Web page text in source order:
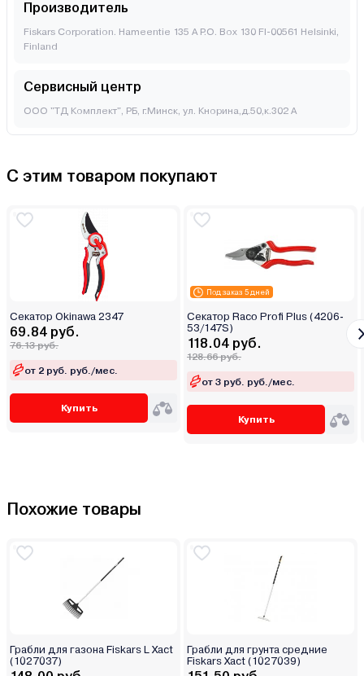
Производитель
Fiskars Corporation. Hameentie 135 A P.O. Box 130 FI-00561 Helsinki,
Finland
Сервисный центр
ООО "ТД Комплект", РБ, г.Минск, ул. Кнорина,д.50,к.302 А
С этим товаром покупают
Секатор Okinawa 2347
69.84 руб.
76.13 руб.
от 2 руб. руб./мес.
Купить
Под заказ 5 дней
Секатор Raco Profi Plus (4206-
53/147S)
118.04 руб.
128.66 руб.
от 3 руб. руб./мес.
Купить
Похожие товары
Грабли для газона Fiskars L Xact
(1027037)
Грабли для грунта средние
Fiskars Xact (1027039)